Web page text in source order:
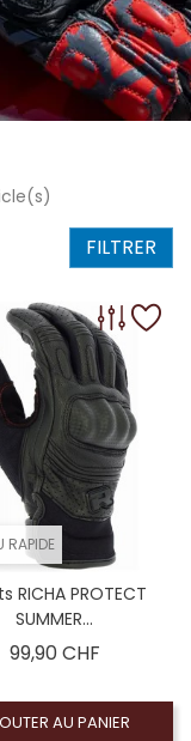
FILTRER
RAPIDE
RICHA PROTECT
SUMMER...
99,90 CHFPrix
AU PANIER